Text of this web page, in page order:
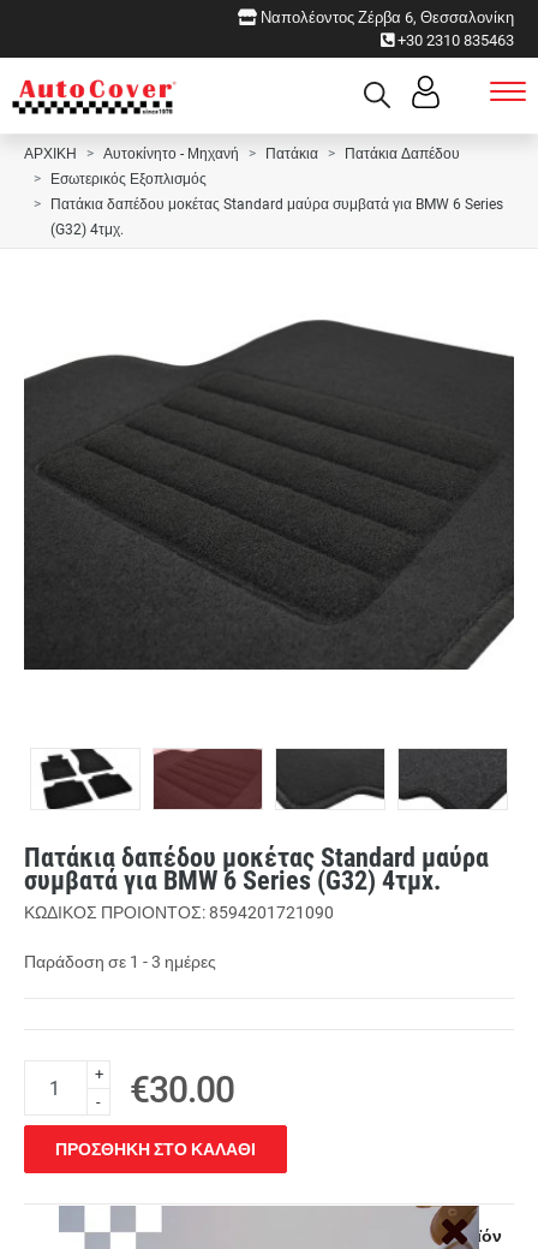
Ναπολέοντος Ζέρβα 6, Θεσσαλονίκη
+30 2310 835463
ΑΡΧΙΚΗ Αυτοκίνητο - Μηχανή Πατάκια
Πατάκια Δαπέδου
Εσωτερικός Εξοπλισμός
Πατάκια δαπέδου μοκέτας Standard μαύρα συμβατά για BMW 6 Series
(G32) 4τμχ.
Πατάκια δαπέδου μοκέτας Standard μαύρα
συμβατά για BMW 6 Series (G32) 4τμχ.
ΚΩΔΙΚΟΣ ΠΡΟΙΟΝΤΟΣ: 8594201721090
Παράδοση σε 1 - 3 ημέρες
+
-
€30.00
ΠΡΟΣΘΗΚΗ ΣΤΟ ΚΑΛΑΘΙ
Ρωτήστε μας για το προϊόν